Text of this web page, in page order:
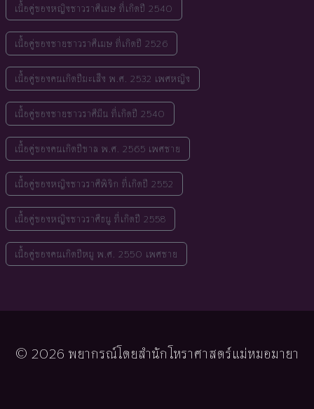
เนื้อคู่ของหญิงชาวราศีเมษ ที่เกิดปี 2540
เนื้อคู่ของชายชาวราศีเมษ ที่เกิดปี 2526
เนื้อคู่ของคนเกิดปีมะเส็ง พ.ศ. 2532 เพศหญิง
เนื้อคู่ของชายชาวราศีมีน ที่เกิดปี 2540
เนื้อคู่ของคนเกิดปีขาล พ.ศ. 2565 เพศชาย
เนื้อคู่ของหญิงชาวราศีพิจิก ที่เกิดปี 2552
เนื้อคู่ของหญิงชาวราศีธนู ที่เกิดปี 2558
เนื้อคู่ของคนเกิดปีหมู พ.ศ. 2550 เพศชาย
© 2026 พยากรณ์โดยสำนักโหราศาสตร์แม่หมอมายา